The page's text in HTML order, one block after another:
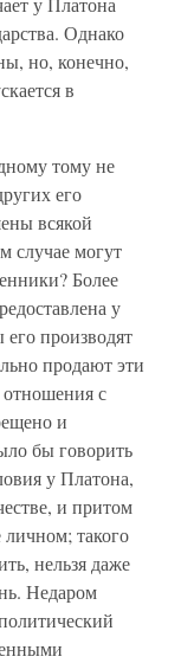
Однако
но, конечно,
в
тому не
его
всякой
случае могут
Более
у
производят
продают эти
с
и
бы говорить
у Платона,
и притом
личном; такого
нельзя даже
Недаром